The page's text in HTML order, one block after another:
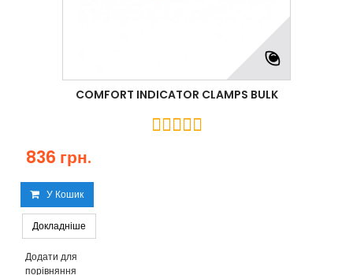
COMFORT INDICATOR CLAMPS BULK
836 грн.
У Кошик
Докладніше
Додати для
порівняння